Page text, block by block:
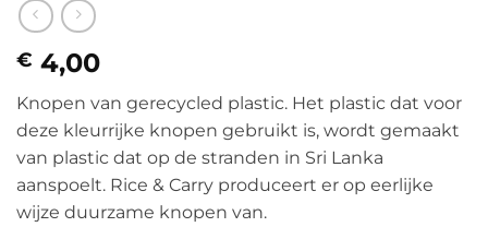
€ 4,00
Knopen van gerecycled plastic. Het plastic dat voor
deze kleurrijke knopen gebruikt is, wordt gemaakt
van plastic dat op de stranden in Sri Lanka
aanspoelt. Rice & Carry produceert er op eerlijke
wijze duurzame knopen van.